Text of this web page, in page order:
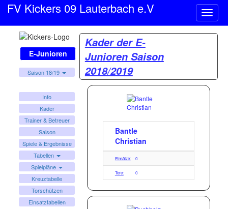
ein-/
FV Kickers 09 Lauterbach e.V
E-Junioren
Saison 18/19
Info
Kader
Trainer & Betreuer
Saison
Spiele & Ergebnisse
Tabellen
Spielpläne
Kreuztabelle
Torschützen
Einsatztabellen
Kader der E-
Junioren Saison
2018/2019
Bantle
Christian
Einsätze: 0
Tore: 0